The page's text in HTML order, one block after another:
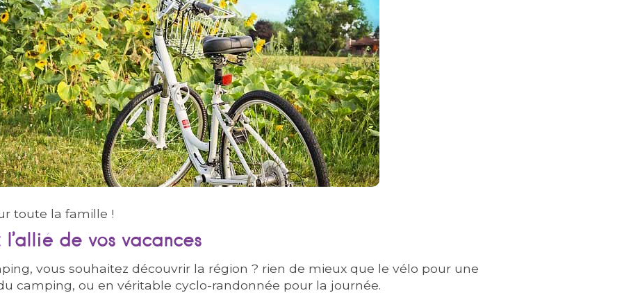
toute la famille !
de vos vacances
vous souhaitez découvrir la région ? rien de mieux que le vélo pour une
camping, ou en véritable cyclo-randonnée pour la journée.